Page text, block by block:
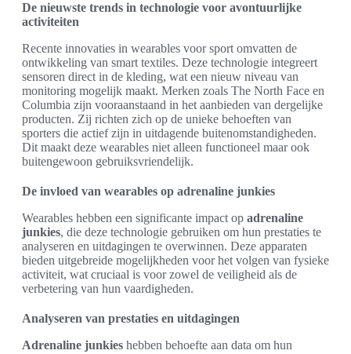
De nieuwste trends in technologie voor avontuurlijke
activiteiten
Recente innovaties in wearables voor sport omvatten de
ontwikkeling van smart textiles. Deze technologie integreert
sensoren direct in de kleding, wat een nieuw niveau van
monitoring mogelijk maakt. Merken zoals The North Face en
Columbia zijn vooraanstaand in het aanbieden van dergelijke
producten. Zij richten zich op de unieke behoeften van
sporters die actief zijn in uitdagende buitenomstandigheden.
Dit maakt deze wearables niet alleen functioneel maar ook
buitengewoon gebruiksvriendelijk.
De invloed van wearables op adrenaline junkies
Wearables hebben een significante impact op adrenaline
junkies, die deze technologie gebruiken om hun prestaties te
analyseren en uitdagingen te overwinnen. Deze apparaten
bieden uitgebreide mogelijkheden voor het volgen van fysieke
activiteit, wat cruciaal is voor zowel de veiligheid als de
verbetering van hun vaardigheden.
Analyseren van prestaties en uitdagingen
Adrenaline junkies hebben behoefte aan data om hun